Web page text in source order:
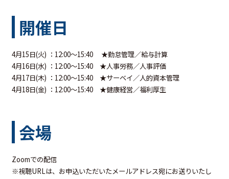
開催日
4月15日(火) ：12:00～15:40 ★勤怠管理／給与計算
4月16日(水) ：12:00～15:40 ★人事労務／人事評価
4月17日(木) ：12:00～15:40 ★サーベイ／人的資本管理
4月18日(金) ：12:00～15:40 ★健康経営／福利厚生
会場
Zoomでの配信
※視聴URLは、お申込いただいたメールアドレス宛にお送りいたし